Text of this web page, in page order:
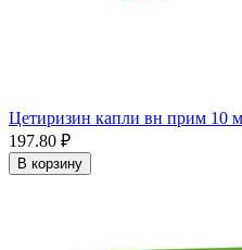
Цетиризин капли вн прим 10
197.80 ₽
В корзину